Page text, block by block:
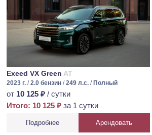
Exeed VX Green AT
2023 г. /2.0 бензин /249 л.с. / Полный
от 10 125 ₽ / сутки
Итого: 10 125 ₽ за 1 сутки
Подробнее Арендовать